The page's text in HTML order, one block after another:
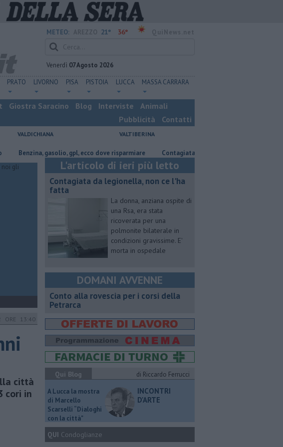
METEO: 21° 36°
Venerdì 07 Agosto 2026
PRATO LIVORNO PISA PISTOIA LUCCA MASSA CARRARA
Giostra Saracino Blog Interviste
Animali
Pubblicità
Contatti
VALDICHIANA VALTIBERINA
gasolio, gpl, ecco dove risparmiare Contagiata da legionella, non ce l'ha fatta
ORE 13:40
città
cori in
L'articolo di ieri più letto
Contagiata da legionella, non ce l'ha
fatta
La donna, anziana ospite di
una Rsa, era stata
ricoverata per una
polmonite bilaterale in
condizioni gravissime. E'
morta in ospedale
DOMANI AVVENNE
​Conto alla rovescia per i corsi della
Petrarca
Qui Blog
di Riccardo Ferrucci
A Lucca la mostra
di Marcello
Scarselli “Dialoghi
con la città"
INCONTRI
D'ARTE
QUI Condoglianze